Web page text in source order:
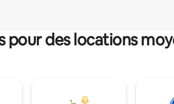
pour des locations